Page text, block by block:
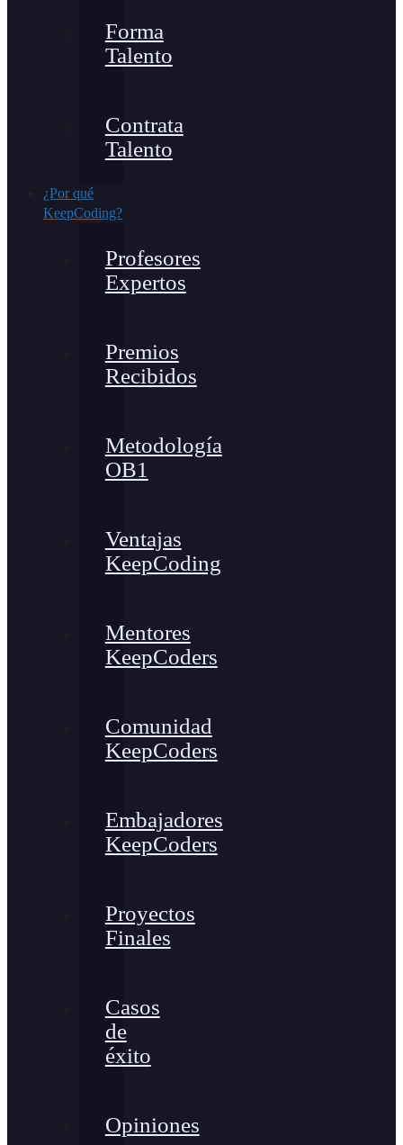
Forma
Talento
Contrata
Talento
¿Por qué
KeepCoding?
Profesores
Expertos
Premios
Recibidos
Metodología
OB1
Ventajas
KeepCoding
Mentores
KeepCoders
Comunidad
KeepCoders
Embajadores
KeepCoders
Proyectos
Finales
Casos
de
éxito
Opiniones